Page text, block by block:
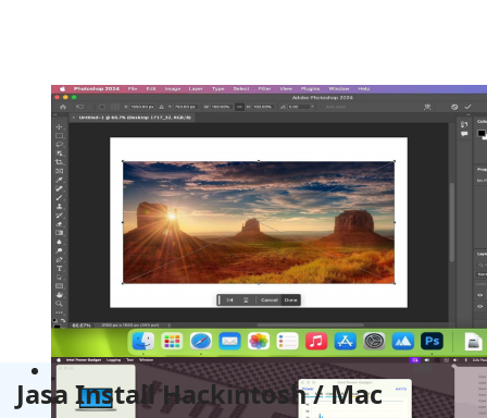
Adobe Photoshop 2025 v26.11
Jasa Install Hackintosh / Mac